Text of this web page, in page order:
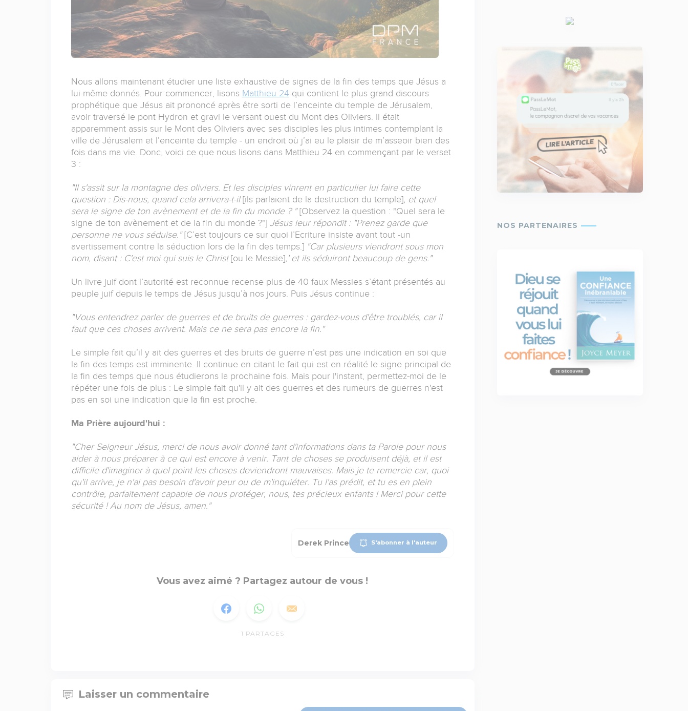
Nous allons maintenant étudier une liste exhaustive de signes de la fin des temps que Jésus a
lui-même donnés. Pour commencer, lisons Matthieu 24 qui contient le plus grand discours
prophétique que Jésus ait prononcé après être sorti de l’enceinte du temple de Jérusalem,
avoir traversé le pont Hydron et gravi le versant ouest du Mont des Oliviers. Il était
apparemment assis sur le Mont des Oliviers avec ses disciples les plus intimes contemplant la
ville de Jérusalem et l’enceinte du temple - un endroit où j’ai eu le plaisir de m’asseoir bien des
fois dans ma vie. Donc, voici ce que nous lisons dans Matthieu 24 en commençant par le verset
3 :
"Il s'assit sur la montagne des oliviers. Et les disciples vinrent en particulier lui faire cette
question : Dis-nous, quand cela arrivera-t-il[ils parlaient de la destruction du temple], et quel
sera le signe de ton avènement et de la fin du monde ? "[Observez la question : "Quel sera le
signe de ton avènement et de la fin du monde ?"]Jésus leur répondit : "Prenez garde que
personne ne vous séduise."[C’est toujours ce sur quoi l’Ecriture insiste avant tout -un
avertissement contre la séduction lors de la fin des temps.]"Car plusieurs viendront sous mon
nom, disant : C'est moi qui suis le Christ[ou le Messie],' et ils séduiront beaucoup de gens."
Un livre juif dont l’autorité est reconnue recense plus de 40 faux Messies s’étant présentés au
peuple juif depuis le temps de Jésus jusqu’à nos jours. Puis Jésus continue :
"Vous entendrez parler de guerres et de bruits de guerres : gardez-vous d'être troublés, car il
faut que ces choses arrivent. Mais ce ne sera pas encore la fin."
Le simple fait qu’il y ait des guerres et des bruits de guerre n’est pas une indication en soi que
la fin des temps est imminente. Il continue en citant le fait qui est en réalité le signe principal de
la fin des temps que nous étudierons la prochaine fois. Mais pour l'instant, permettez-moi de le
répéter une fois de plus : Le simple fait qu'il y ait des guerres et des rumeurs de guerres n'est
pas en soi une indication que la fin est proche.
Ma Prière aujourd'hui :
"Cher Seigneur Jésus, merci de nous avoir donné tant d'informations dans ta Parole pour nous
aider à nous préparer à ce qui est encore à venir. Tant de choses se produisent déjà, et il est
difficile d'imaginer à quel point les choses deviendront mauvaises. Mais je te remercie car, quoi
qu'il arrive, je n'ai pas besoin d'avoir peur ou de m'inquiéter. Tu l'as prédit, et tu es en plein
contrôle, parfaitement capable de nous protéger, nous, tes précieux enfants ! Merci pour cette
sécurité ! Au nom de Jésus, amen. "
Derek Prince S'abonner à l'auteur
Vous avez aimé ? Partagez autour de vous !
1 PARTAGES
Laisser un commentaire